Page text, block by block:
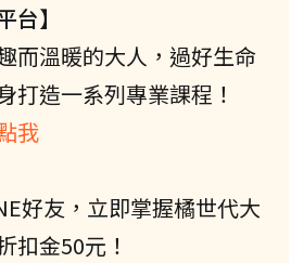
台】
而溫暖的大人，過好生命
打造一系列專業課程！
我
好友，立即掌握橘世代大
扣金50元！